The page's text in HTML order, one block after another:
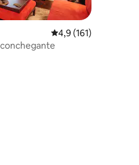
67 avaliações
4,9 de uma avaliação
4,9 (161)